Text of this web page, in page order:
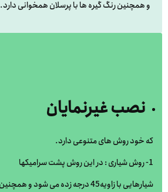
و همچنین رنگ گیره ها با پرسلان همخوانی دارد.
نصب غیرنمایان
که خود روش های متنوعی دارد.
1- روش شیاری : در این روش پشت سرامیکها
شیارهایی با زاویه45 درجه زده می شود و همچنین